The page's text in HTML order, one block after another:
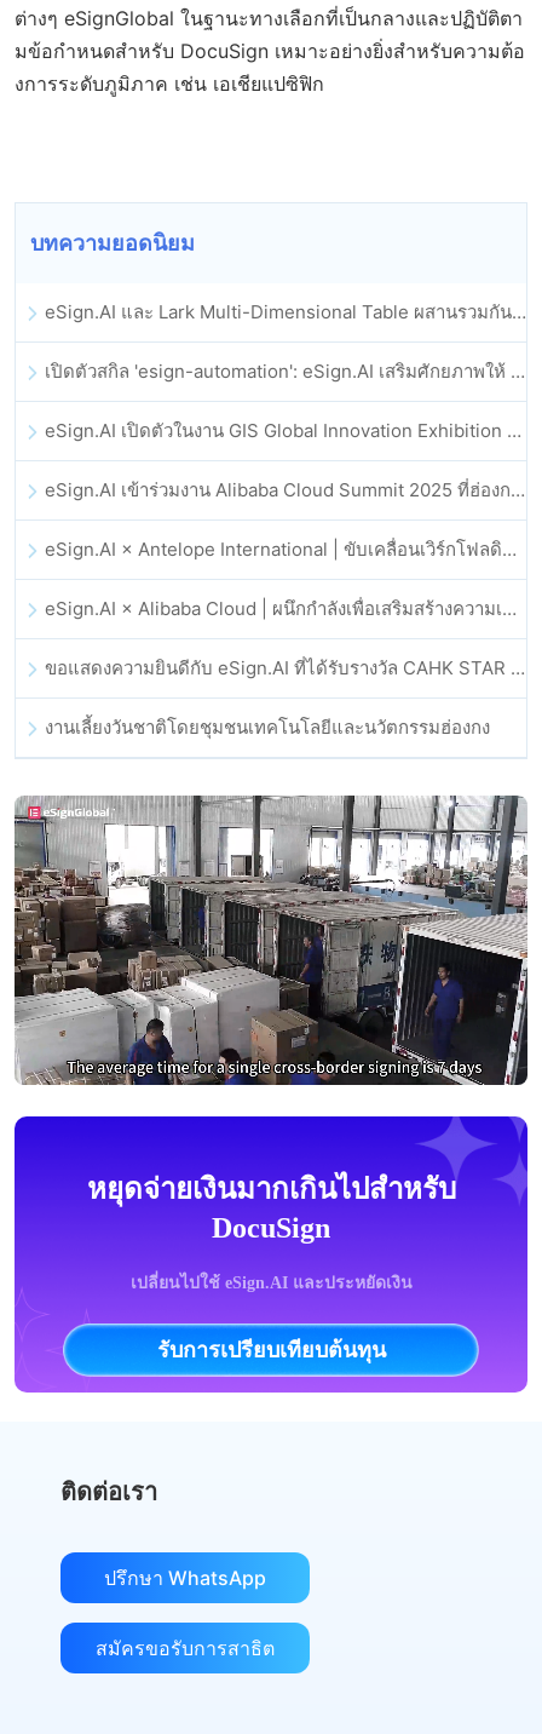
ต่างๆ eSignGlobal ในฐานะทางเลือกที่เป็นกลางและปฏิบัติตา
มข้อกำหนดสำหรับ DocuSign เหมาะอย่างยิ่งสำหรับความต้อ
งการระดับภูมิภาค เช่น เอเชียแปซิฟิก
บทความยอดนิยม
eSign.AI และ Lark Multi-Dimensional Table ผสานรวมกันอย่างเป็นทางการ: การลงนามและการเก็บถาวรสัญญาอิเล็กทรอนิกส์แบบอัตโนมัติเต็มรูปแบบ
เปิดตัวสกิล 'esign-automation': eSign.AI เสริมศักยภาพให้ OpenClaw ด้วยลายเซ็นอิเล็กทรอนิกส์อัตโนมัติ
eSign.AI เปิดตัวในงาน GIS Global Innovation Exhibition 2025
eSign.AI เข้าร่วมงาน Alibaba Cloud Summit 2025 ที่ฮ่องกง เพื่อขับเคลื่อนนวัตกรรมคลาวด์ที่ขับเคลื่อนด้วย AI และความเชื่อมั่นทางดิจิทัล
eSign.AI × Antelope International | ขับเคลื่อนเวิร์กโฟลดิจิทัลที่ปลอดภัยและขับเคลื่อนด้วย AI
eSign.AI × Alibaba Cloud | ผนึกกำลังเพื่อเสริมสร้างความเชื่อมั่นดิจิทัลระดับโลกสำหรับฟินเทค
ขอแสดงความยินดีกับ eSign.AI ที่ได้รับรางวัล CAHK STAR Award 2025
งานเลี้ยงวันชาติโดยชุมชนเทคโนโลยีและนวัตกรรมฮ่องกง
หยุดจ่ายเงินมากเกินไปสำหรับ
DocuSign
เปลี่ยนไปใช้ eSign.AI และประหยัดเงิน
รับการเปรียบเทียบต้นทุน
ติดต่อเรา
ปรึกษา WhatsApp
สมัครขอรับการสาธิต